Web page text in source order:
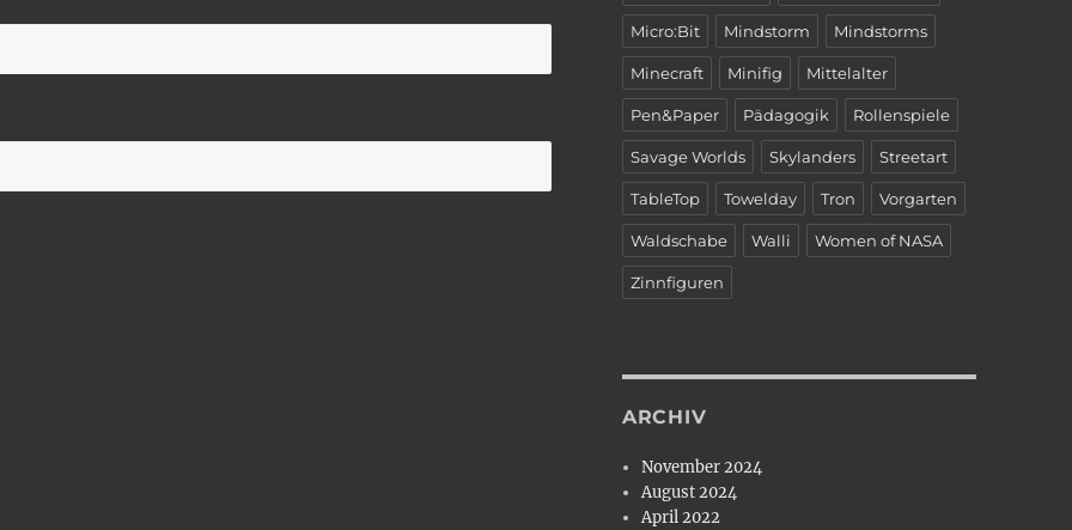
Micro:Bit Mindstorm Mindstorms
Minecraft Minifig Mittelalter
Pen&Paper Pädagogik Rollenspiele
Savage Worlds Skylanders Streetart
TableTop Towelday Tron Vorgarten
Waldschabe Walli Women of NASA
Zinnfiguren
ARCHIV
November 2024
August 2024
April 2022